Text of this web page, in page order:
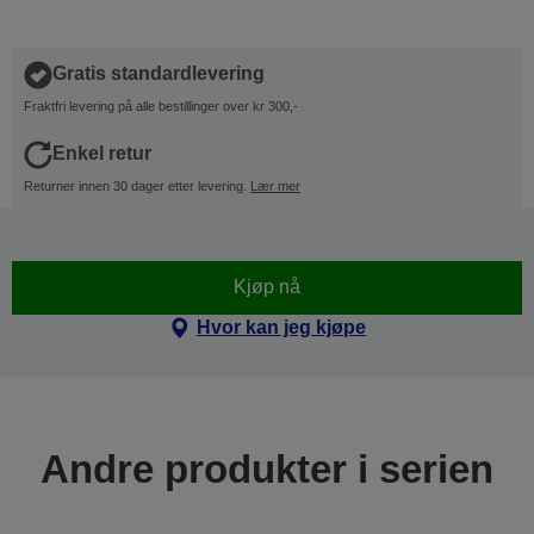
Gratis standardlevering
Fraktfri levering på alle bestillinger over kr 300,-
Enkel retur
Returner innen 30 dager etter levering. Lær mer
Kjøp nå
Hvor kan jeg kjøpe
Andre produkter i serien